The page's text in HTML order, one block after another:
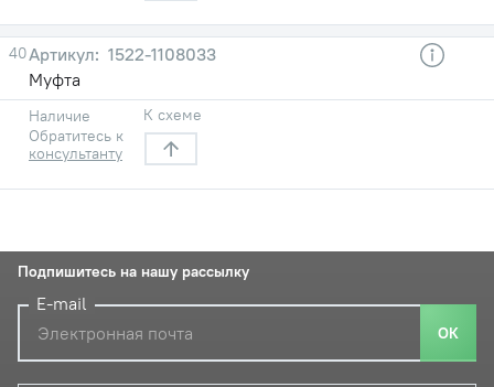
40
1522-1108033
Муфта
Наличие
Обратитесь к
консультанту
К схеме
Подпишитесь на нашу рассылку
E-mail
ОК